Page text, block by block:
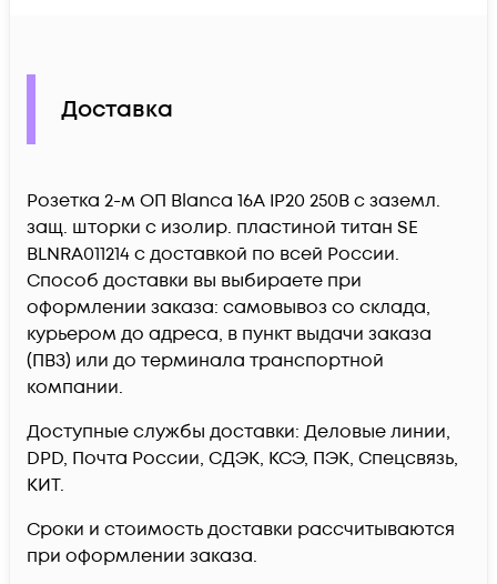
Доставка
Розетка 2-м ОП Blanca 16А IP20 250В с заземл.
защ. шторки с изолир. пластиной титан SE
BLNRA011214 c доставкой по всей России.
Способ доставки вы выбираете при
оформлении заказа: самовывоз со склада,
курьером до адреса, в пункт выдачи заказа
(ПВЗ) или до терминала транспортной
компании.
Доступные службы доставки: Деловые линии,
DPD, Почта России, СДЭК, КСЭ, ПЭК, Спецсвязь,
КИТ.
Сроки и стоимость доставки рассчитываются
при оформлении заказа.